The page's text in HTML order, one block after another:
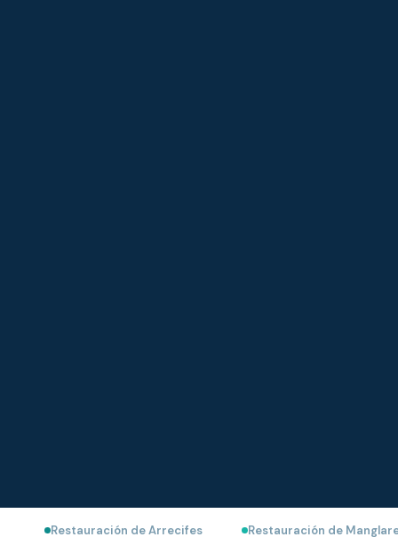
Restauración de Arrecifes Restauración de